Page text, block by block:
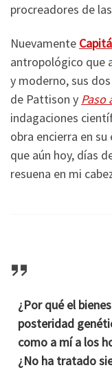
procreadores de
Nuevamente
antropológico que
y moderno, sus
de Pattison y Paso
indagaciones
obra encierra en
que aún hoy, días
resuena en mi
¿Por qué el
posteridad
como a mí a los
¿No ha tratado